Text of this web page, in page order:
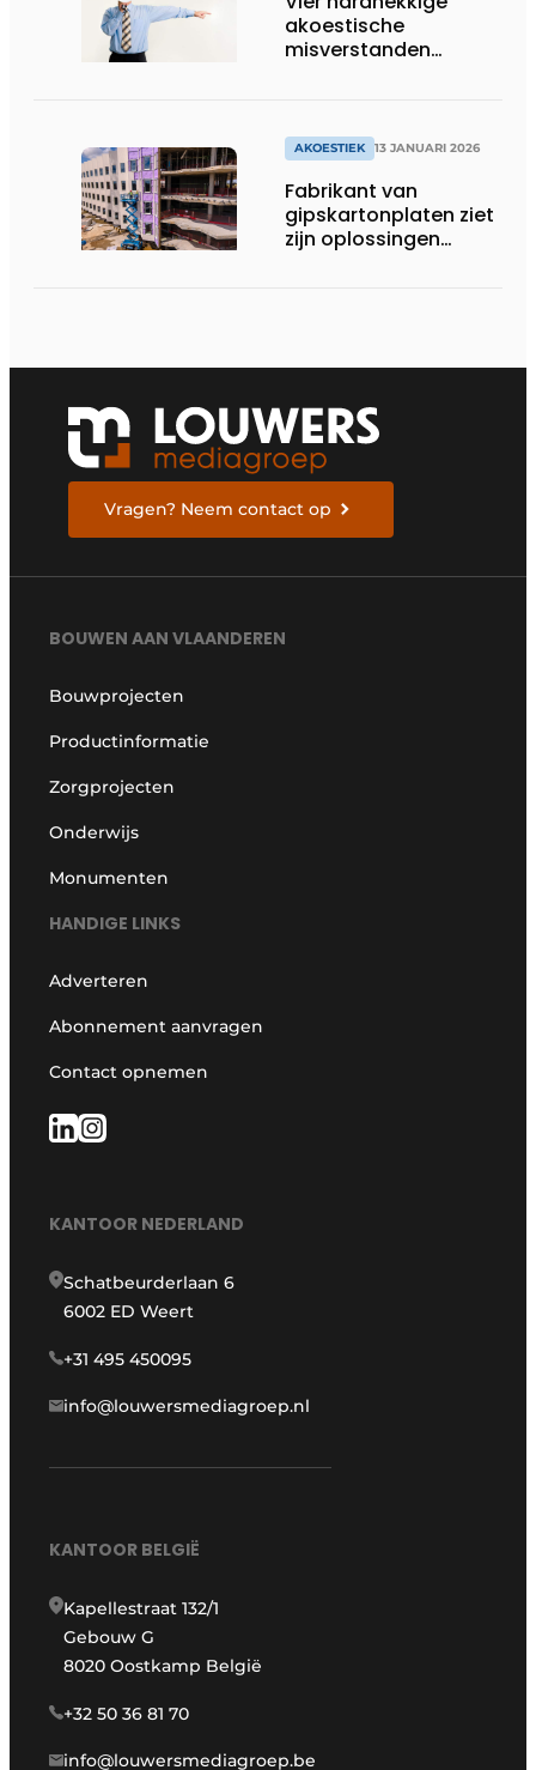
akoestische
misverstanden
AKOESTIEK 13 JANUARI 2026
Fabrikant van
gipskartonplaten ziet
zijn oplossingen
Vragen? Neem contact op
BOUWEN AAN VLAANDEREN
Bouwprojecten
Productinformatie
Zorgprojecten
Onderwijs
Monumenten
HANDIGE LINKS
Adverteren
Abonnement aanvragen
Contact opnemen
KANTOOR NEDERLAND
Schatbeurderlaan 6
6002 ED Weert
+31 495 450095
info@louwersmediagroep.nl
KANTOOR BELGIË
Kapellestraat 132/1
Gebouw G
8020 Oostkamp België
+32 50 36 81 70
info@louwersmediagroep.be